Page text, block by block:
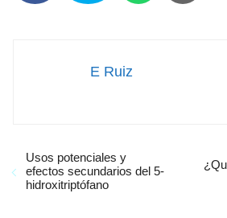
E Ruiz
Usos potenciales y
efectos secundarios del 5-
hidroxitriptófano